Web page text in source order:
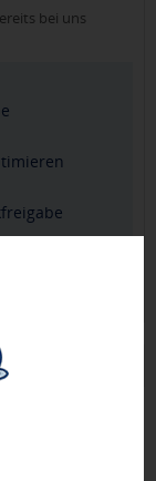
bei uns
Schmuck,
Farben.